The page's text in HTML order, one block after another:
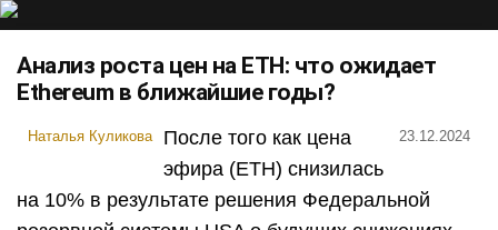
Анализ роста цен на ETH: что ожидает
Ethereum в ближайшие годы?
Наталья Куликова 23.12.2024
После того как цена
эфира (ETH) снизилась
на 10% в результате решения Федеральной